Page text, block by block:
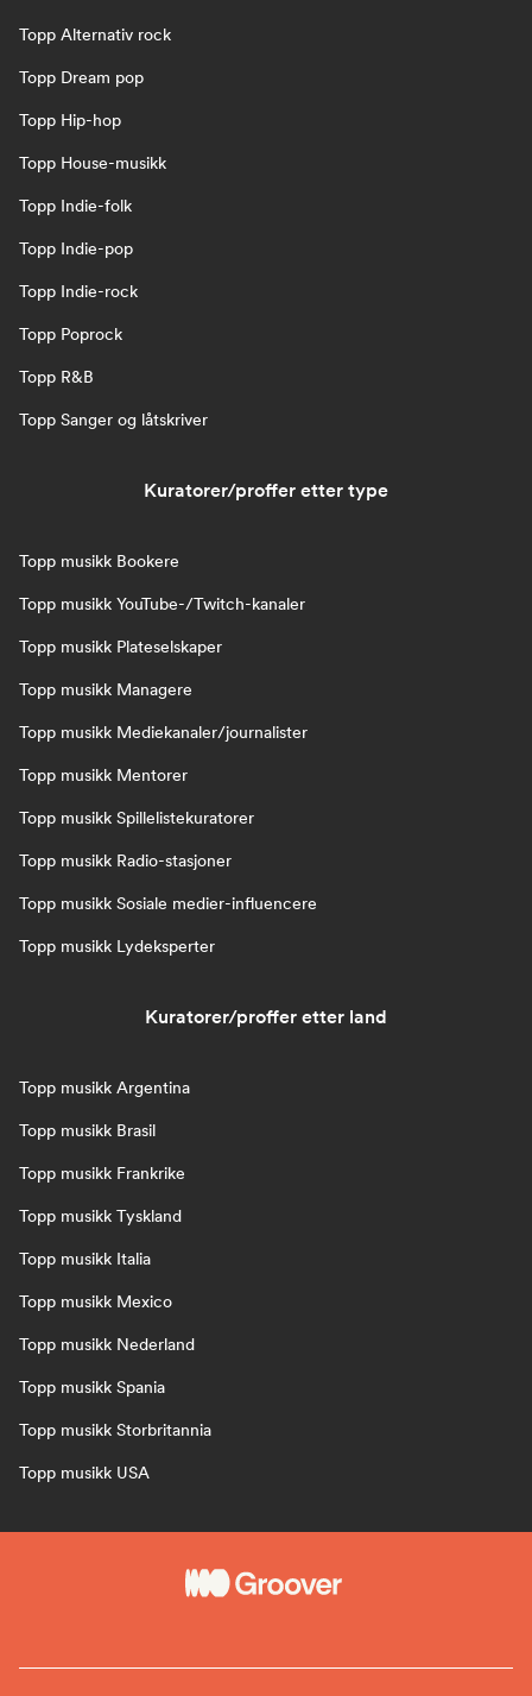
Topp Alternativ rock
Topp Dream pop
Topp Hip-hop
Topp House-musikk
Topp Indie-folk
Topp Indie-pop
Topp Indie-rock
Topp Poprock
Topp R&B
Topp Sanger og låtskriver
Kuratorer/proffer etter type
Topp musikk Bookere
Topp musikk YouTube-/Twitch-kanaler
Topp musikk Plateselskaper
Topp musikk Managere
Topp musikk Mediekanaler/journalister
Topp musikk Mentorer
Topp musikk Spillelistekuratorer
Topp musikk Radio-stasjoner
Topp musikk Sosiale medier-influencere
Topp musikk Lydeksperter
Kuratorer/proffer etter land
Topp musikk Argentina
Topp musikk Brasil
Topp musikk Frankrike
Topp musikk Tyskland
Topp musikk Italia
Topp musikk Mexico
Topp musikk Nederland
Topp musikk Spania
Topp musikk Storbritannia
Topp musikk USA